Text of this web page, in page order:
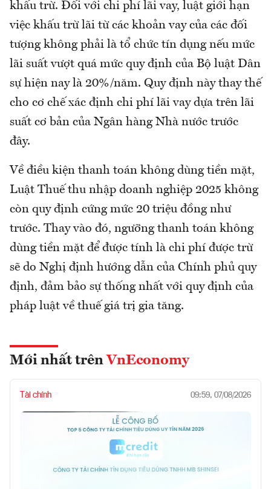
khấu trừ. Đối với chi phí lãi vay, luật giới hạn
việc khấu trừ lãi từ các khoản vay của các đối
tượng không phải là tổ chức tín dụng nếu mức
lãi suất vượt quá mức quy định của Bộ luật Dân
sự hiện nay là 20%/năm. Quy định này thay thế
cho cơ chế xác định chi phí lãi vay dựa trên lãi
suất cơ bản của Ngân hàng Nhà nước trước
đây.
Về điều kiện thanh toán không dùng tiền mặt,
Luật Thuế thu nhập doanh nghiệp 2025 không
còn quy định cứng mức 20 triệu đồng như
trước. Thay vào đó, ngưỡng thanh toán không
dùng tiền mặt để được tính là chi phí được trừ
sẽ do Nghị định hướng dẫn của Chính phủ quy
định, đảm bảo sự thống nhất với quy định của
pháp luật về thuế giá trị gia tăng.
Mới nhất trên VnEconomy
Tài chính 09:59, 07/08/2026